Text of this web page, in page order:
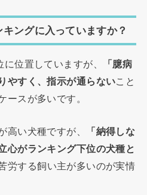
ングに入っていますか？
位置していますが、
「臆病
やすく、指示が通らないこと
ースが多いです。
高い犬種ですが、
「納得しな
心がランキング下位の犬種と
労する飼い主が多いのが実情